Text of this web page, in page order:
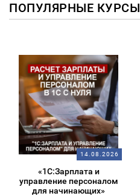
ПОПУЛЯРНЫЕ КУРСЫ
14.08.2026
«1С:Зарплата и
управление персоналом
для начинающих»